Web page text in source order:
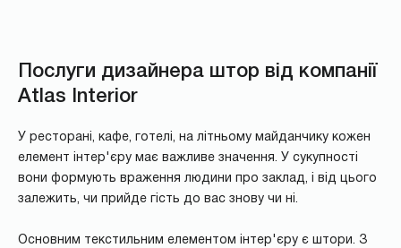
Послуги дизайнера штор від компанії
Atlas Interior
У ресторані, кафе, готелі, на літньому майданчику кожен
елемент інтер'єру має важливе значення. У сукупності
вони формують враження людини про заклад, і від цього
залежить, чи прийде гість до вас знову чи ні.
Основним текстильним елементом інтер'єру є штори. З